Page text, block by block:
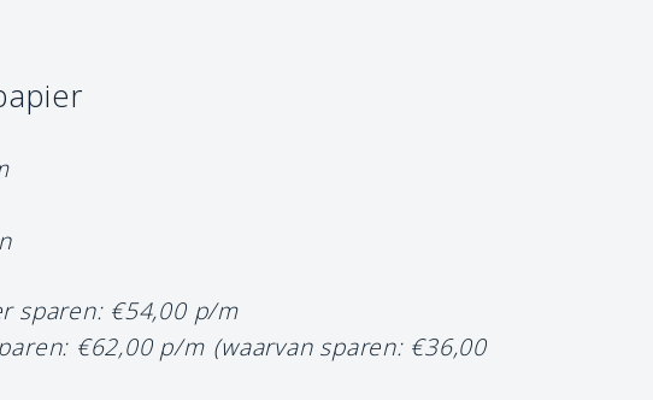
sparen: €54,00 p/m
€62,00 p/m (waarvan sparen: €36,00